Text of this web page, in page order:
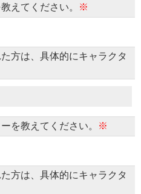
えてください。 ※
方は、具体的にキャラクタ
を教えてください。 ※
方は、具体的にキャラクタ